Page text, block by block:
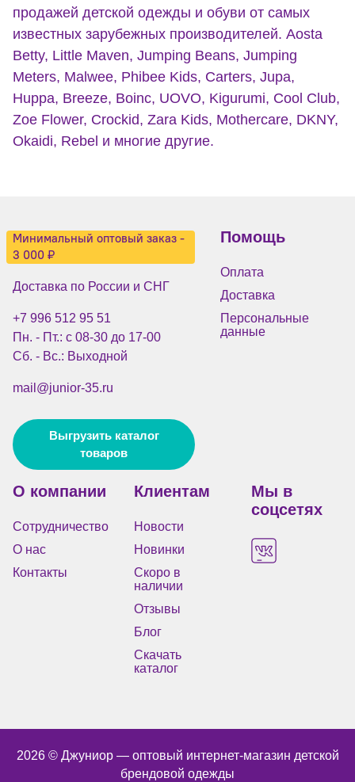
продажей детской одежды и обуви от самых
известных зарубежных производителей. Aosta
Betty, Little Maven, Jumping Beans, Jumping
Meters, Malwee, Phibee Kids, Carters, Jupa,
Huppa, Breeze, Boinc, UOVO, Kigurumi, Cool Club,
Zoe Flower, Crockid, Zara Kids, Mothercare, DKNY,
Okaidi, Rebel и многие другие.
Минимальный оптовый заказ -
3 000 ₽
Доставка по России и СНГ
+7 996 512 95 51
Пн. - Пт.: с 08-30 до 17-00
Сб. - Вс.: Выходной
mail@junior-35.ru
Выгрузить каталог
товаров
Помощь
Оплата
Доставка
Персональные
данные
О компании
Сотрудничество
О нас
Контакты
Клиентам
Новости
Новинки
Скоро в
наличии
Отзывы
Блог
Скачать
каталог
Мы в
соцсетях
2026 © Джуниор ― оптовый интернет-магазин детской
брендовой одежды